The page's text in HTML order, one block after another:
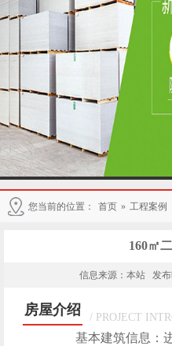
您当前的位置： 首页 » 工程案例
160㎡
信息来源：本站 发布
房屋介绍 / PROJECT
基本建筑信息：